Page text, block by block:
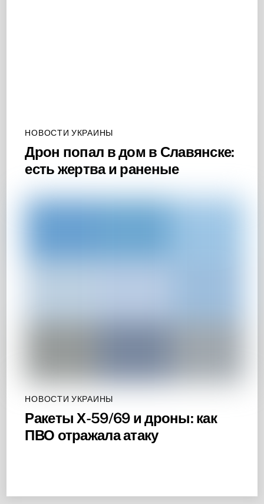
НОВОСТИ УКРАИНЫ
Дрон попал в дом в Славянске:
есть жертва и раненые
НОВОСТИ УКРАИНЫ
Ракеты Х-59/69 и дроны: как
ПВО отражала атаку